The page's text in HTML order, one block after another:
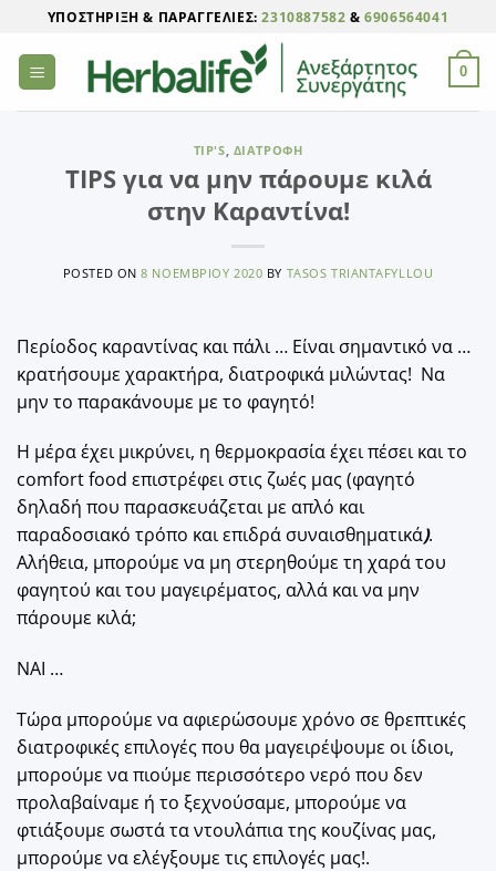
Μετάβαση
περιεχόμενο
ΥΠΟΣΤΉΡΙΞΗ & ΠΑΡΑΓΓΕΛΊΕΣ:2310887582 &6906564041
0
TIP'S, ΔΙΑΤΡΟΦΉ
TIPS για να μην πάρουμε κιλά
στην Καραντίνα!
POSTED ON8 ΝΟΕΜΒΡΊΟΥ 2020 BY TASOS TRIANTAFYLLOU
Περίοδος καραντίνας και πάλι … Eίναι σημαντικό να …
κρατήσουμε χαρακτήρα, διατροφικά μιλώντας! Να
μην το παρακάνουμε με το φαγητό!
Η μέρα έχει μικρύνει, η θερμοκρασία έχει πέσει και το
comfort food επιστρέφει στις ζωές μας (φαγητό
δηλαδή που παρασκευάζεται με απλό και
παραδοσιακό τρόπο και επιδρά συναισθηματικά).
Αλήθεια, μπορούμε να μη στερηθούμε τη χαρά του
φαγητού και του μαγειρέματος, αλλά και να μην
πάρουμε κιλά;
ΝΑΙ …
Τώρα μπορούμε να αφιερώσουμε χρόνο σε θρεπτικές
διατροφικές επιλογές που θα μαγειρέψουμε οι ίδιοι,
μπορούμε να πιούμε περισσότερο νερό που δεν
προλαβαίναμε ή το ξεχνούσαμε, μπορούμε να
φτιάξουμε σωστά τα ντουλάπια της κουζίνας μας,
μπορούμε να ελέγξουμε τις επιλογές μας!.